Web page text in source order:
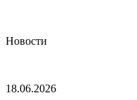
Новости
18.06.2026